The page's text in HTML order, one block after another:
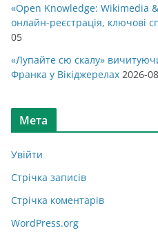
«Open Knowledge: Wikimedia
онлайн-реєстрація, ключові
05
«Лупайте сю скалу»
Франка у Вікіджерелах 2026-
Мета
Увійти
Стрічка записів
Стрічка коментарів
WordPress.org